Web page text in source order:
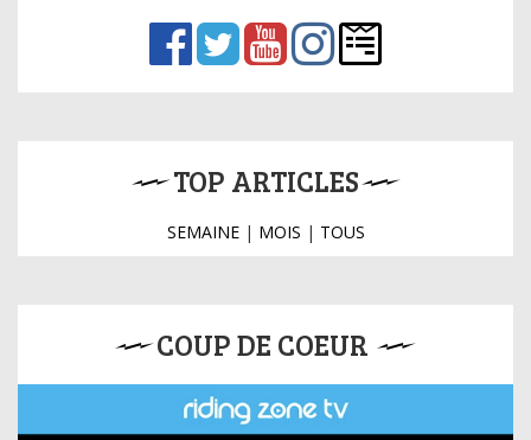
TOP ARTICLES
SEMAINE| MOIS | TOUS
COUP DE COEUR